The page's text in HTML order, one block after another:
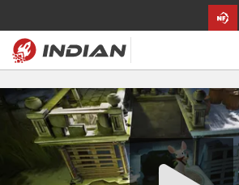
Magazín
Recenze
Videa